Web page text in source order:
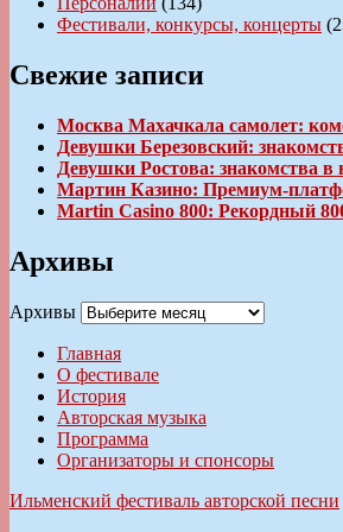
Фестивали, конкурсы, концерты
Свежие записи
Москва Махачкала самолет:
Девушки Березовский:
Девушки Ростова: знакомства в
Мартин Казино: Премиум-
Martin Casino 800: Рекордный
Архивы
Архивы
Главная
О фестивале
История
Авторская музыка
Программа
Организаторы и спонсоры
Ильменский фестиваль авторской песни